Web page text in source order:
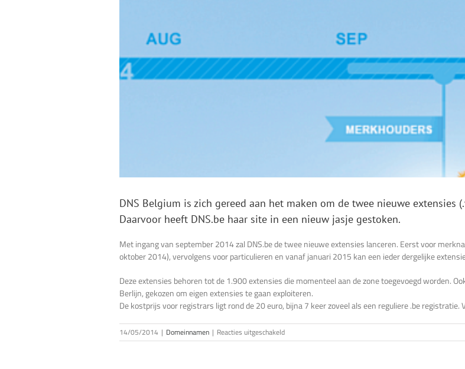
DNS Belgium is zich gereed aan het maken om de twee nieuwe extensies
Daarvoor heeft DNS.be haar site in een nieuw jasje gestoken.
Met ingang van september 2014 zal DNS.be de twee nieuwe extensies lanceren. Eerst voor
oktober 2014), vervolgens voor particulieren en vanaf januari 2015 kan een ieder dergelijke
Deze extensies behoren tot de 1.900 extensies die momenteel aan de zone toegevoegd worden.
Berlijn, gekozen om eigen extensies te gaan exploiteren.
De kostprijs voor registrars ligt rond de 20 euro, bijna 7 keer zoveel als een reguliere .be registratie.
14/05/2014 | Domeinnamen | Reacties uitgeschakeldvoor
DNS.be